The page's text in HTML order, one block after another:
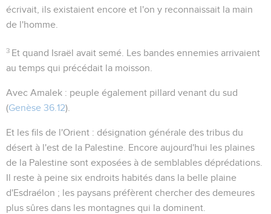
écrivait, ils existaient encore et l'on y reconnaissait la main
de l'homme.
3 Et quand Israël avait semé . Les bandes ennemies arrivaient
au temps qui précédait la moisson.
Avec Amalek : peuple également pillard venant du sud
(Genèse 36.12).
Et les fils de l'Orient : désignation générale des tribus du
désert à l'est de la Palestine. Encore aujourd'hui les plaines
de la Palestine sont exposées à de semblables déprédations.
Il reste à peine six endroits habités dans la belle plaine
d'Esdraélon ; les paysans préfèrent chercher des demeures
plus sûres dans les montagnes qui la dominent.